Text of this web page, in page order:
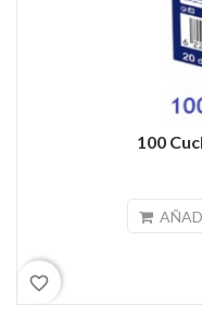
100
favorite_border